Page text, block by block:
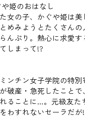
姫のおはなし
女の子、かぐや姫は美
めみようとたくさんの
んぷり。熱心に求愛す
しまって!?
ンチン女子学院の特別
破産・急死したこと
ることに…。元級友た
わすれないセーラだが